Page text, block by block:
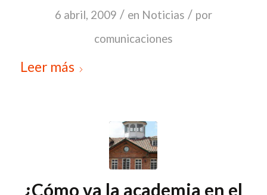
6 abril, 2009 / en Noticias / por
comunicaciones
Leer más
¿Cómo va la academia en el